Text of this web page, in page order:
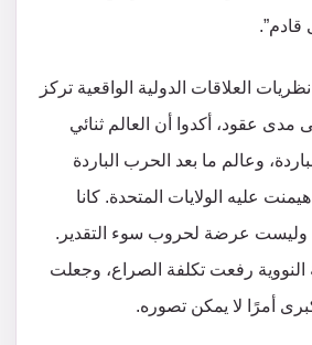
العلاقات الدولية الواقعية تركز
مدى عقود، أكدوا أن العالم ثنائي
وعالم ما بعد الحرب الباردة
عليه الولايات المتحدة. كانا
وليست عرضة لحروب سوء التقدير.
النووية رفعت تكلفة الصراع، وجعلت
أمرًا لا يمكن تصوره.